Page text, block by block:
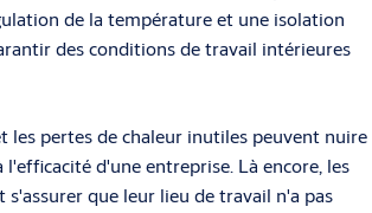
de la température et une isolation
des conditions de travail intérieures
les pertes de chaleur inutiles peuvent nuire
d'une entreprise. Là encore, les
que leur lieu de travail n'a pas